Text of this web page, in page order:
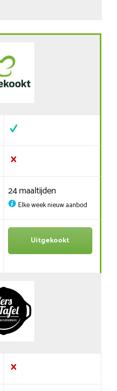
24 maaltijden
Elke week nieuw aanbod
Uitgekookt